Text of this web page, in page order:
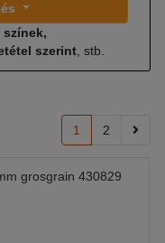
színek,
szerint , stb.
1 2
grosgrain 430829